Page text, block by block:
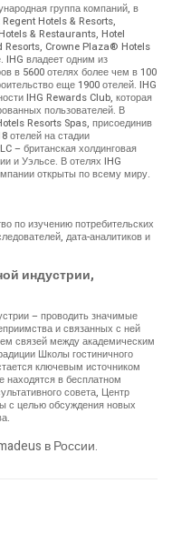
группа компаний, в
Regent Hotels & Resorts,
& Restaurants, Hotel
Crowne Plaza® Hotels
владеет одним из
в 5600 отелях более чем в 100
еще 1900 отелей. IHG
IHG Rewards Club, которая
пользователей. В
Resorts Spas, присоединив
отелей на стадии
– британская холдинговая
и Уэльсе. В отелях IHG
открыты по всему миру.
по изучению потребительских
дата-аналитиков и
индустрии,
– проводить значимые
и связанных с ней
связей между академическим
Школы гостиничного
ключевым источником
находятся в бесплатном
совета, Центр
с целью обсуждения новых
в России.